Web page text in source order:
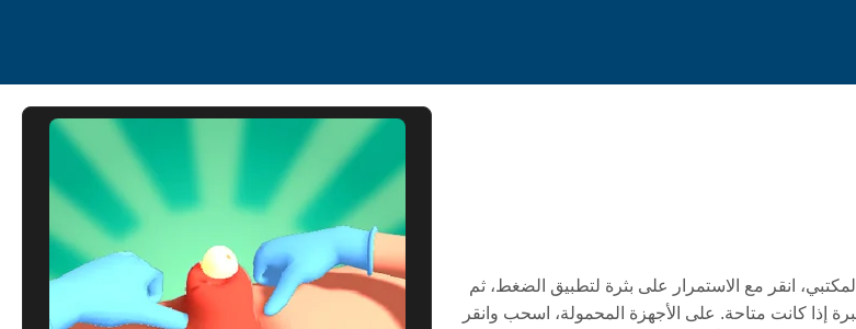
انقر مع الاستمرار على بثرة لتطبيق الضغط، ثم
إذا كانت متاحة. على الأجهزة المحمولة، اسحب وانقر